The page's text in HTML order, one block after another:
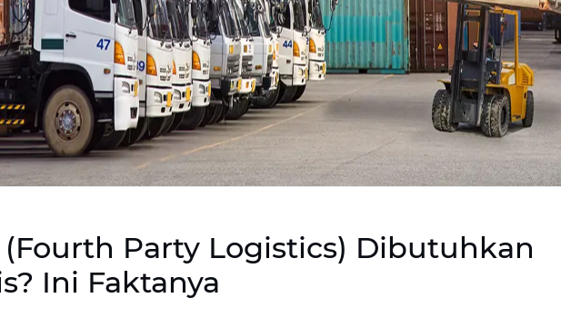
Party Logistics) Dibutuhkan
Ini Faktanya